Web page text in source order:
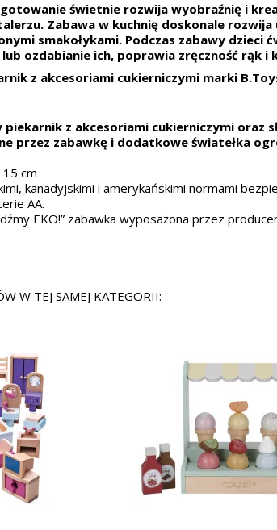
świetnie rozwija wyobraźnię i
Zabawa w kuchnię doskonale
smakołykami. Podczas zabawy
ozdabianie ich, poprawia zręczność rąk i
z akcesoriami cukierniczymi marki
piekarnik z akcesoriami cukierniczymi oraz
przez zabawkę i dodatkowe światełka
cm
kanadyjskimi i amerykańskimi normami
AA.
EKO!” zabawka wyposażona przez
W TEJ SAMEJ KATEGORII: